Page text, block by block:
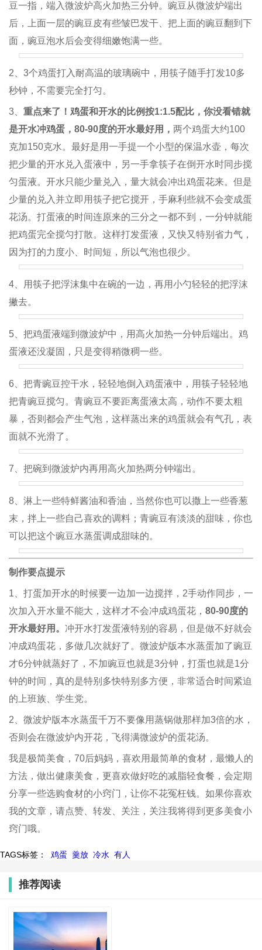
豆一指，端入微波炉高火加热三分钟。豌豆从微波炉端出
后，上面一层的豌豆皮有些皱巴发干、把上面的豌豆翻到下
面，豌豆泡水后会变得细嫩饱满一些。
2、3个鸡蛋打入耐高温的玻璃碗中，用筷子随手打发10多
秒钟，不需要完全打匀。
3、 重点来了！鸡蛋和开水的比例按1:1.5配比，你没看错就
是开水冲鸡蛋，80-90度的开水最好用， 两个鸡蛋大约100
克加150克水。最好是用一手提一个小型的保温水壶，每次
把少量的开水兑入蛋液中，另一手拿筷子在倒开水时同步搅
匀蛋液。开水只能少量兑入，量大就会冲出鸡蛋花来。但是
少量的兑入并立即用筷子把它搅开，手麻利些就不会变成蛋
花汤。打蛋液的时间连原来的三分之一都不到，一分钟就能
把鸡蛋完全搅匀打散。这样打发蛋液，又快又特别省力气，
因为打的力度小、时间短，所以气泡也很少。
4、用筷子把浮沫集中在碗的一边，再用小勺轻轻的把浮沫
撇去。
5、把鸡蛋液端到微波炉中，用高火加热一分钟后端出。鸡
蛋液还没凝固，只是变得稍微稠一些。
6、把青豌豆控干水，轻轻地倒入鸡蛋液中，用筷子轻轻地
把青豌豆搅匀。青豌豆不要距离蛋液太高，动作不要太粗
暴，否则都会产生气泡，这样蒸出来的鸡蛋就会有气孔，表
面就不光滑了。
7、把碗到微波炉内再用高火加热两分钟端出。
8、淋上一些特鲜酱油和香油，当然你也可以撒上一些香葱
末，拌上一些自己喜欢的调料；青豌豆有淡淡的甜味，你也
可以把这个豌豆水蒸蛋调成甜味的。
制作要点提示
1、打蛋加开水的时候要一边加一边搅拌，2手动作同步，一
次加入开水量不能大，这样才不会冲成鸡蛋花， 80-90度的
开水最好用。 冲开水打发蛋液特别的容易，但是做不好就会
冲成鸡蛋花，多做几次就好了。微波炉版本水蒸蛋加了豌豆
才6分钟就蒸好了，不加豌豆也就是3分钟，打蛋也就是1分
钟的时间，真的是特别多快特别多方便，非常适合时间紧迫
的上班族、学生党。
2、微波炉版本水蒸蛋千万不要像用蒸锅做那样加3倍的水，
否则会在微波炉内开花，飞得满微波炉的蛋花汤。
我是极简美食，70后妈妈，喜欢用最简单的食材，最懒人的
方法，做出健康美食，更喜欢做好吃的减脂轻食餐，会定期
分享一些选购食材的小窍门，让你不花冤枉钱。如果你喜欢
我的文章，请点赞、转发、关注，关注我将得到更多美食小
窍门哦。
TAGS标签： 鸡蛋 羹放 冷水 有人
推荐阅读